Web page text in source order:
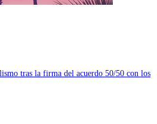
tras la firma del acuerdo 50/50 con los